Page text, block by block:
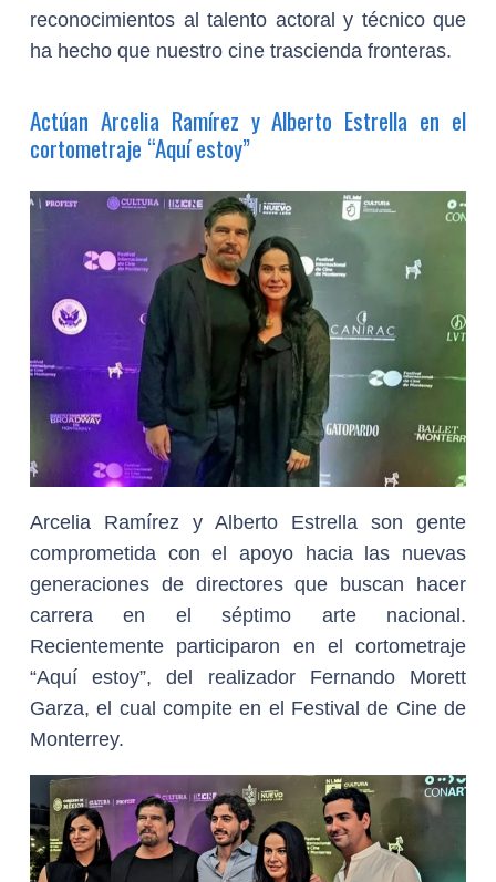
reconocimientos al talento actoral y técnico que
ha hecho que nuestro cine trascienda fronteras.
Actúan Arcelia Ramírez y Alberto Estrella en el
cortometraje “Aquí estoy”
Arcelia Ramírez y Alberto Estrella son gente
comprometida con el apoyo hacia las nuevas
generaciones de directores que buscan hacer
carrera en el séptimo arte nacional.
Recientemente participaron en el cortometraje
“Aquí estoy”, del realizador Fernando Morett
Garza, el cual compite en el Festival de Cine de
Monterrey.